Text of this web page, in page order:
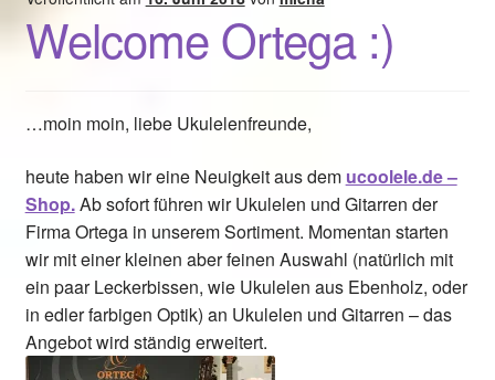
Welcome Ortega :)
…moin moin, liebe Ukulelenfreunde,
heute haben wir eine Neuigkeit aus dem ucoolele.de –
Shop.Ab sofort führen wir Ukulelen und Gitarren der
Firma Ortega in unserem Sortiment. Momentan starten
wir mit einer kleinen aber feinen Auswahl (natürlich mit
ein paar Leckerbissen, wie Ukulelen aus Ebenholz, oder
in edler farbigen Optik) an Ukulelen und Gitarren – das
Angebot wird ständig erweitert.